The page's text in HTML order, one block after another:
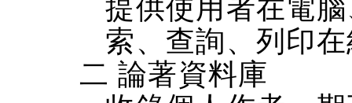
提供使用者在電
索、查詢、列印
二 論著資料庫